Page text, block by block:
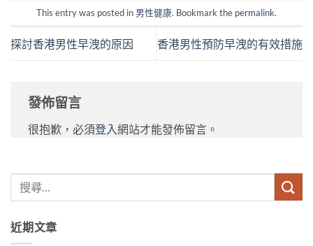
This entry was posted in 男性健康. Bookmark the permalink.
探討香港男性早洩的原因 香港男性預防早洩的有效措施
發佈留言
很抱歉，必須登入 網站才能發佈留言。
近期文章